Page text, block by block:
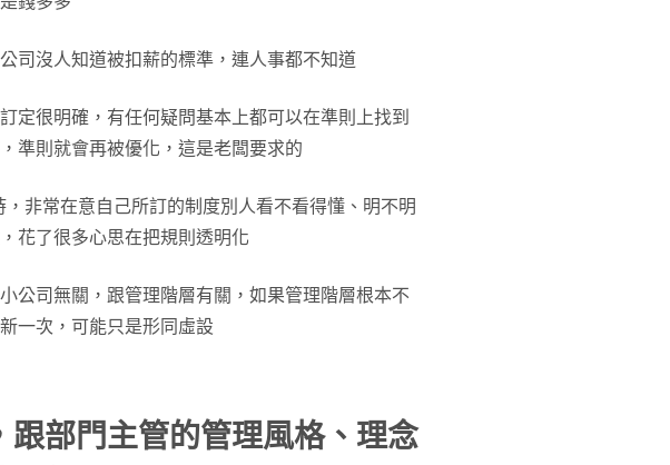
司沒人知道被扣薪的標準，連人事都不知道
定很明確，有任何疑問基本上都可以在準則上找到
準則就會再被優化，這是老闆要求的
非常在意自己所訂的制度別人看不看得懂、明不明
花了很多心思在把規則透明化
公司無關，跟管理階層有關，如果管理階層根本不
一次，可能只是形同虛設
跟部門主管的管理風格、理念